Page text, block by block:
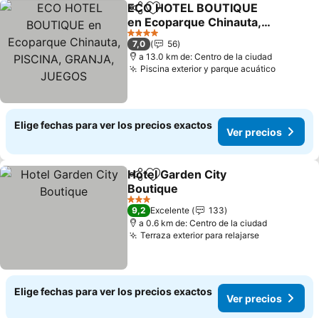
CompartirAgregar a favoritos
ECO HOTEL BOUTIQUE
en Ecoparque Chinauta,
PISCINA, GRANJA,
JUEGOS
Ver precios
4 Estrellas
7,0
56
a 13.0 km de: Centro de la ciudad
Piscina exterior y parque acuáticoVer
Elige fechas para ver los precios exactos
Ver precios
CompartirAgregar a favoritos
Hotel Garden City
Boutique
Ver precios
3 Estrellas
9,2 Excelente
133
a 0.6 km de: Centro de la ciudad
Terraza exterior para relajarseVer
Elige fechas para ver los precios exactos
Ver precios